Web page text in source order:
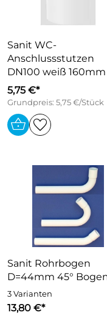
Sanit WC-
Anschlussstutzen
DN100 weiß 160mm
5,75 €*
Grundpreis: 5,75 €/Stück
Sanit Rohrbogen
D=44mm 45°
3 Varianten
13,80 €*